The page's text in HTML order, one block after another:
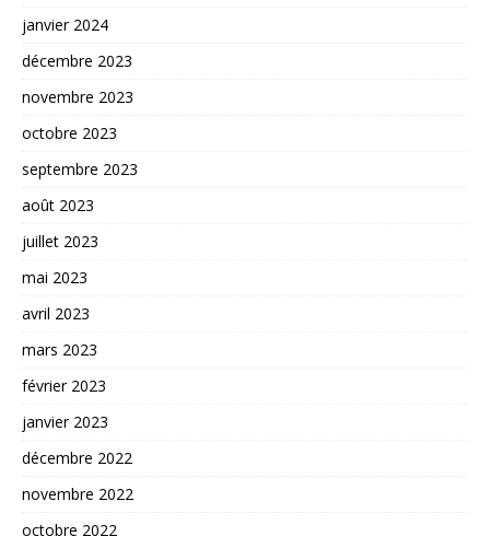
janvier 2024
décembre 2023
novembre 2023
octobre 2023
septembre 2023
août 2023
juillet 2023
mai 2023
avril 2023
mars 2023
février 2023
janvier 2023
décembre 2022
novembre 2022
octobre 2022